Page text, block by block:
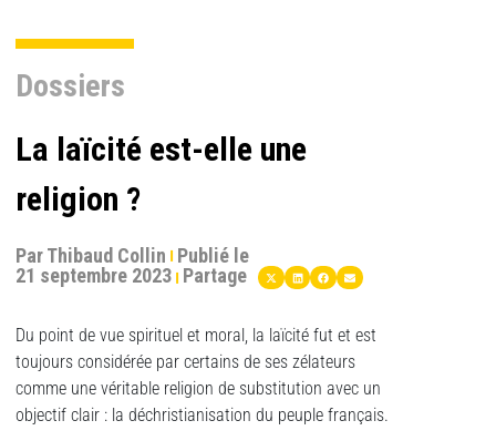
Dossiers
La laïcité est-elle une
religion ?
ParThibaud Collin Publié le
21 septembre 2023 Partage
Du point de vue spirituel et moral, la laïcité fut et est
toujours considérée par certains de ses zélateurs
comme une véritable religion de substitution avec un
objectif clair : la déchristianisation du peuple français.